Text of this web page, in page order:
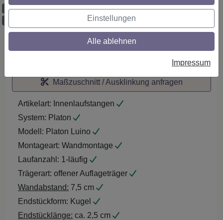
Maßzuschnitt möglich
Maßzuschnitt / Ausklinkung anfragen
Artikelart: Innenlaufstangen
System: Platon
Modell: Platon Luino
Montageart: Wandmontage
Laufanzahl: 1-läufig
Trägerart: offener Auflageträger
Wandabstand: 7,5 cm
Endstückform: Kugel
Endstücklänge: ca. 2,5 cm
Einstellungen
Alle ablehnen
Impressum